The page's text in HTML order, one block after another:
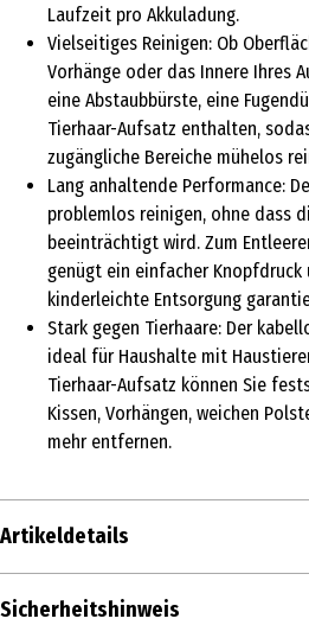
Laufzeit pro Akkuladung.
Vielseitiges Reinigen: Ob
Vorhänge oder das Innere Ihres
eine Abstaubbürste, eine
Tierhaar-Aufsatz enthalten,
zugängliche Bereiche mühelos
Lang anhaltende Performance:
problemlos reinigen, ohne dass
beeinträchtigt wird. Zum
genügt ein einfacher
kinderleichte Entsorgung
Stark gegen Tierhaare: Der
ideal für Haushalte mit
Tierhaar-Aufsatz können Sie
Kissen, Vorhängen, weichen
mehr entfernen.
Artikeldetails
Inhalt
Sicherheitshinweis